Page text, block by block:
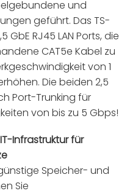
und
geführt. Das TS-
GbE RJ45 LAN Ports, die
CAT5e Kabel zu
von 1
Die beiden 2,5
Port-Trunking für
von bis zu 5 Gbps!
Infrastruktur für
Speicher- und
Sie